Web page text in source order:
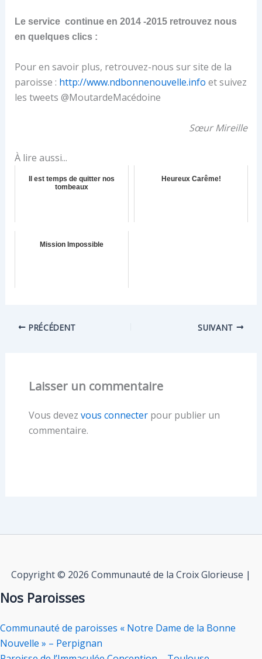
Le service continue en 2014 -2015 retrouvez nous
en quelques clics :
Pour en savoir plus, retrouvez-nous sur site de la
paroisse : http://www.ndbonnenouvelle.info et suivez
les tweets @MoutardeMacédoine
Sœur Mireille
À lire aussi...
Il est temps de quitter nos
tombeaux
Heureux Carême!
Mission Impossible
PRÉCÉDENT SUIVANT
Laisser un commentaire
Vous devez vous connecterpour publier un
commentaire.
Copyright © 2026 Communauté de la Croix Glorieuse |
Nos Paroisses
Communauté de paroisses « Notre Dame de la Bonne
Nouvelle » – Perpignan